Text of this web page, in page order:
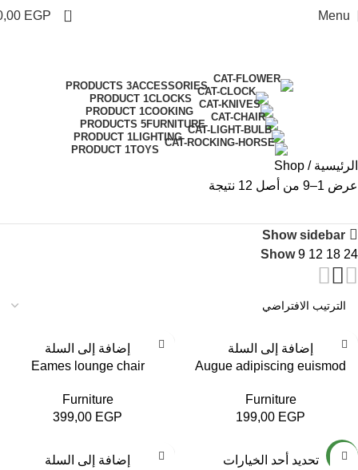
Menu
0
EGP
ACCESSORIES
3 PRODUCTS
CLOCKS
1 PRODUCT
COOKING
1 PRODUCT
FURNITURE
5 PRODUCTS
LIGHTING
1 PRODUCT
TOYS
1 PRODUCT
الرئيسية Shop
عرض 1–9 من أصل 12 نتيجة
Show sidebar
Show9 12 18 24
إضافة إلى السلة
Augue adipiscing euismod
Furniture
199,00 EGP
إضافة إلى السلة
Eames lounge chair
Furniture
399,00 EGP
NEW تحديد أحد الخيارات
إضافة إلى السلة